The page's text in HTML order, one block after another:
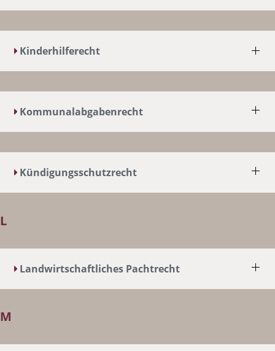
Kinderhilferecht
Kommunalabgabenrecht
Kündigungsschutzrecht
L
Landwirtschaftliches Pachtrecht
M